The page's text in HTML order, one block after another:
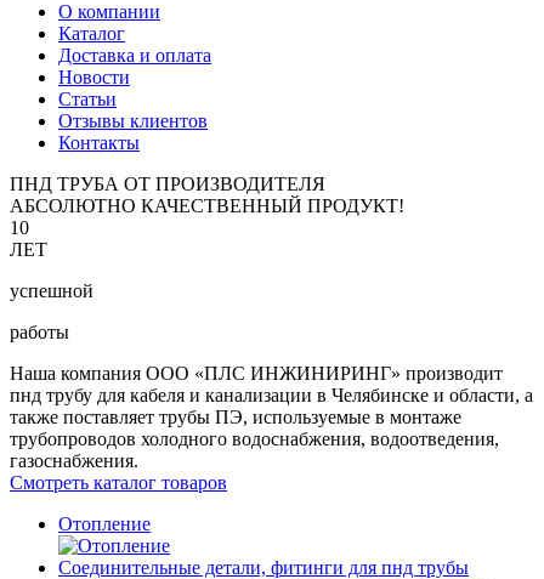
О компании
Каталог
Доставка и оплата
Новости
Статьи
Отзывы клиентов
Контакты
ПНД ТРУБА ОТ ПРОИЗВОДИТЕЛЯ
АБСОЛЮТНО КАЧЕСТВЕННЫЙ ПРОДУКТ!
10
ЛЕТ
успешной
работы
Наша компания ООО «ПЛС ИНЖИНИРИНГ» производит
пнд трубу для кабеля и канализации в Челябинске и области, а
также поставляет трубы ПЭ, используемые в монтаже
трубопроводов холодного водоснабжения, водоотведения,
газоснабжения.
Смотреть каталог товаров
Отопление
Соединительные детали, фитинги для пнд трубы